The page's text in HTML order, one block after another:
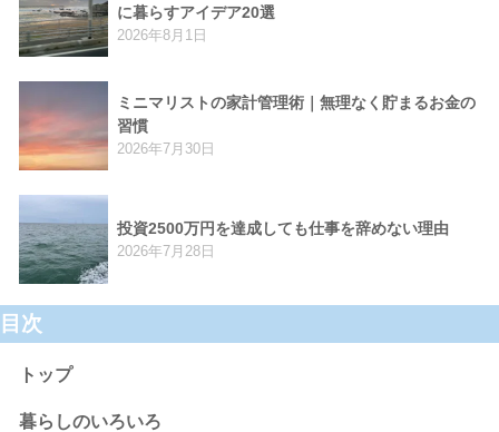
に暮らすアイデア20選
2026年8月1日
ミニマリストの家計管理術｜無理なく貯まるお金の
習慣
2026年7月30日
投資2500万円を達成しても仕事を辞めない理由
2026年7月28日
目次
トップ
暮らしのいろいろ